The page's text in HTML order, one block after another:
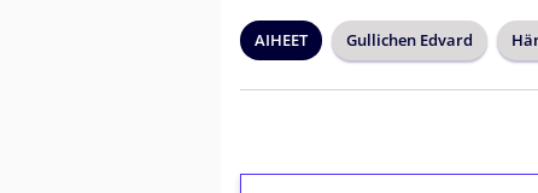
AIHEET Gullichen Edvard